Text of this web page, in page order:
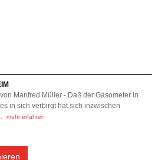
Manfred Müller - Daß der Gasometer in
in sich verbirgt hat sich inzwischen
mehr erfahren